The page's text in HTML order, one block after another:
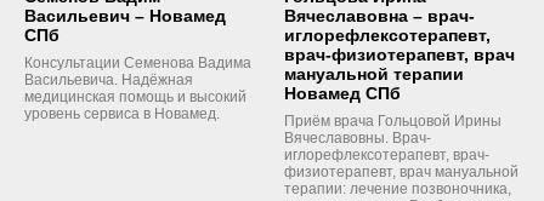
Васильевич – Новамед
СПб
Консультации Семенова Вадима
Васильевича. Надёжная
медицинская помощь и высокий
уровень сервиса в Новамед.
Вячеславовна – врач-
иглорефлексотерапевт,
врач-физиотерапевт, врач
мануальной терапии
Новамед СПб
Приём врача Гольцовой Ирины
Вячеславовны. Врач-
иглорефлексотерапевт, врач-
физиотерапевт, врач мануальной
терапии: лечение позвоночника,